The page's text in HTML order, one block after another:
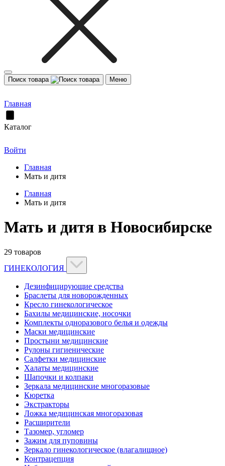
Поиск товара Меню
Главная
Каталог
Войти
Главная
Мать и дитя
Главная
Мать и дитя
Мать и дитя в Новосибирске
29 товаров
ГИНЕКОЛОГИЯ
Дезинфицирующие средства
Браслеты для новорожденных
Кресло гинекологическое
Бахилы медицинские, носочки
Комплекты одноразового белья и одежды
Маски медицинские
Простыни медицинские
Рулоны гигиенические
Салфетки медицинские
Халаты медицинские
Шапочки и колпаки
Зеркала медицинские многоразовые
Кюретка
Экстракторы
Ложка медицинская многоразовая
Расширители
Тазомер, угломер
Зажим для пуповины
Зеркало гинекологическое (влагалищное)
Контрацепция